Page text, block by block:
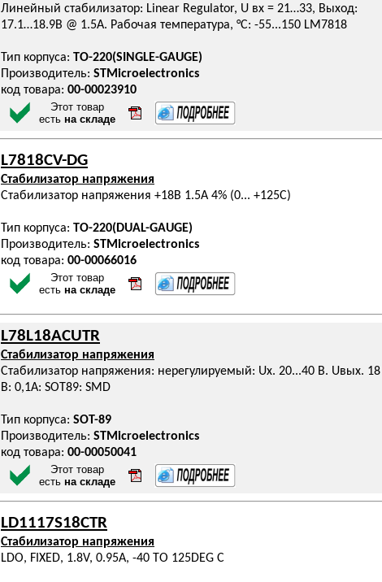
Линейный стабилизатор: Linear Regulator, U вх = 21…33, Выход:
17.1…18.9В @ 1.5А. Рабочая температура, °C: -55...150 LM7818
Тип корпуса: TO-220(SINGLE-GAUGE)
Производитель: STMicroelectronics
код товара: 00-00023910
Этот товар
есть на складе
L7818CV-DG
Стабилизатор напряжения
Стабилизатор напряжения +18В 1.5А 4% (0... +125C)
Тип корпуса: TO-220(DUAL-GAUGE)
Производитель: STMicroelectronics
код товара: 00-00066016
Этот товар
есть на складе
L78L18ACUTR
Стабилизатор напряжения
Стабилизатор напряжения: нерегулируемый: Uх. 20...40 В. Uвых. 18
В: 0,1А: SOT89: SMD
Тип корпуса: SOT-89
Производитель: STMicroelectronics
код товара: 00-00050041
Этот товар
есть на складе
LD1117S18CTR
Стабилизатор напряжения
LDO, FIXED, 1.8V, 0.95A, -40 TO 125DEG C